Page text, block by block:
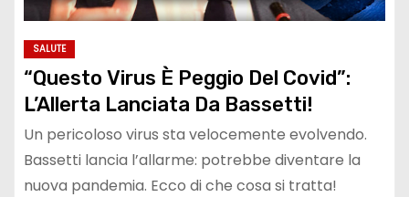
SALUTE
“Questo Virus È Peggio Del Covid”:
L’Allerta Lanciata Da Bassetti!
Un pericoloso virus sta velocemente evolvendo.
Bassetti lancia l’allarme: potrebbe diventare la
nuova pandemia. Ecco di che cosa si tratta!